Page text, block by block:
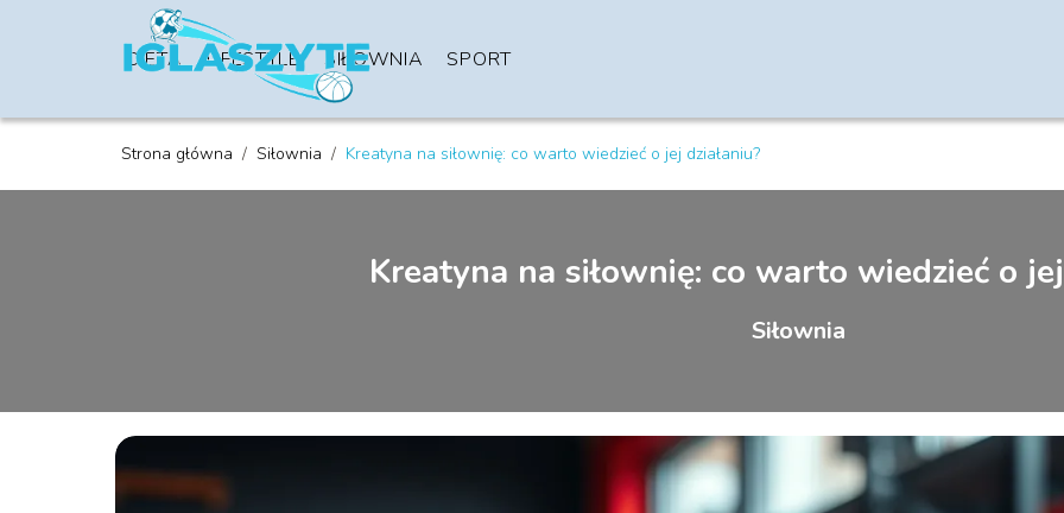
DIETA LIFESTYLE SIŁOWNIA SPORT
Strona główna / Siłownia / Kreatyna na siłownię: co warto wiedzieć o jej działaniu?
Kreatyna na siłownię: co warto wiedzieć o
Siłownia